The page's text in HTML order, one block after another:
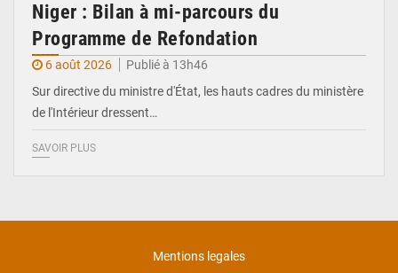
Niger : Bilan à mi-parcours du
Programme de Refondation
6 août 2026
Publié à 13h46
Sur directive du ministre d'État, les hauts cadres du ministère
de l'Intérieur dressent…
SAVOIR PLUS
Mentions legales